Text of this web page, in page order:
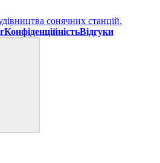
КонфіденційністьВідгуки